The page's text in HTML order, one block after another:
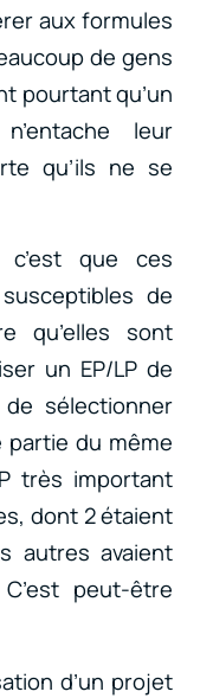
aux formules
de gens
pourtant qu’un
leur
qu’ils ne se
que ces
de
qu’elles sont
un EP/LP de
sélectionner
du même
très important
dont 2 étaient
autres avaient
peut-être
d’un projet